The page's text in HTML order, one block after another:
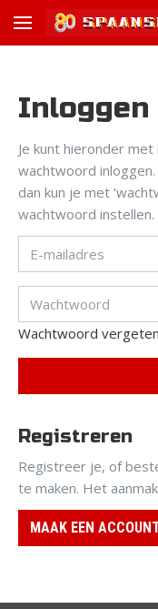
Inloggen
Je kunt hieronder
wachtwoord
dan kun je met
wachtwoord instellen.
Wachtwoord
Registreren
Registreer je, of
te maken. Het
MAAK EEN